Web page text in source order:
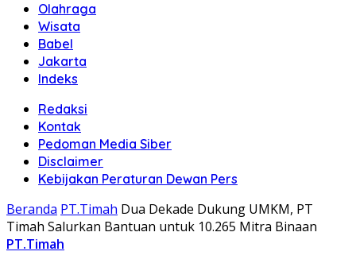
Olahraga
Wisata
Babel
Jakarta
Indeks
Redaksi
Kontak
Pedoman Media Siber
Disclaimer
Kebijakan Peraturan Dewan Pers
Beranda PT.Timah Dua Dekade Dukung UMKM, PT
Timah Salurkan Bantuan untuk 10.265 Mitra Binaan
PT.Timah